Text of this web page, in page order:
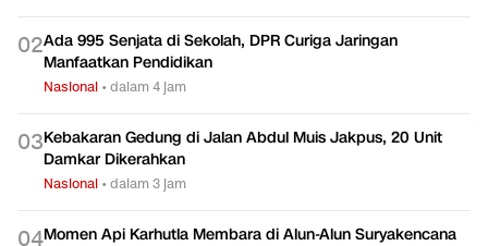
02Ada 995 Senjata di Sekolah, DPR Curiga Jaringan
Manfaatkan Pendidikan
Nasional •dalam 4 jam
03Kebakaran Gedung di Jalan Abdul Muis Jakpus, 20 Unit
Damkar Dikerahkan
Nasional •dalam 3 jam
04Momen Api Karhutla Membara di Alun-Alun Suryakencana